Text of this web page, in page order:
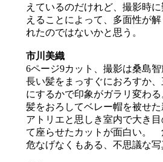
えているのだけれど、撮影時
えることによって、多面性が
れたのではないかと思う。
市川美織
6ページ9カット、撮影は桑島智
長い髪をまっすぐにおろすか
にするかで印象がガラリ変わる
髪をおろしてベレー帽を被せた
アトリエと思しき室内で大き
て座らせたカットが面白い。
危なげなくもある、不思議な写